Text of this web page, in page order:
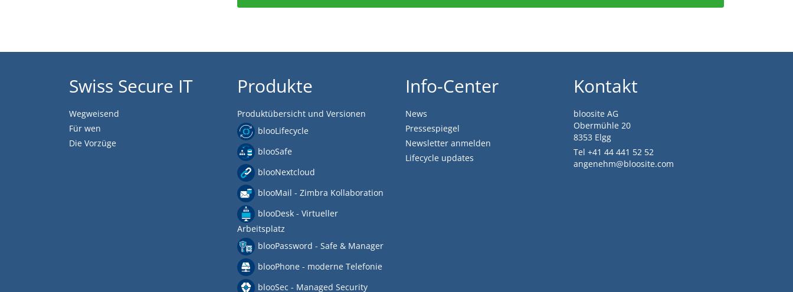
Swiss Secure IT
Wegweisend
Für wen
Die Vorzüge
Produkte
Produktübersicht und Versionen
blooLifecycle
blooSafe
blooNextcloud
blooMail - Zimbra Kollaboration
blooDesk - Virtueller
Arbeitsplatz
blooPassword - Safe & Manager
blooPhone - moderne Telefonie
blooSec - Managed Security
Info-Center
News
Pressespiegel
Newsletter anmelden
Lifecycle updates
Kontakt
bloosite AG
Obermühle 20
8353 Elgg
Tel +41 44 441 52 52
angenehm@bloosite.com